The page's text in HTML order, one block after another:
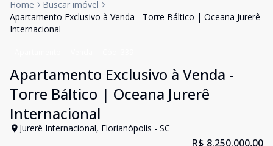
Home
Buscar imóvel
Apartamento Exclusivo à Venda - Torre Báltico | Oceana Jurerê
Internacional
Apartamento Exclusivo à Venda -
Torre Báltico | Oceana Jurerê
Internacional
Jurerê Internacional, Florianópolis - SC
R$ 8.250.000,00